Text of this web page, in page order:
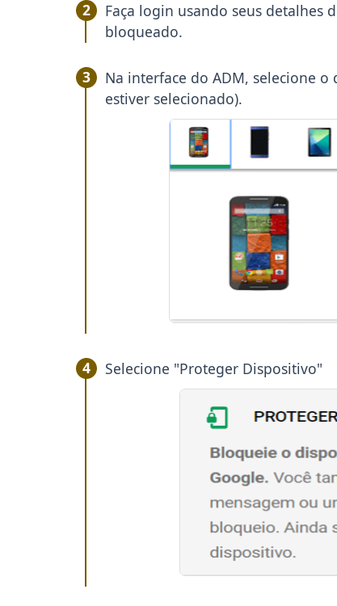
Faça login usando seus detalhes
bloqueado.
Na interface do ADM, selecione
estiver selecionado).
Selecione "Proteger Dispositivo"